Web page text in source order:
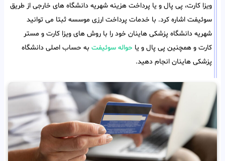
ویزا کارت، پی پال و یا پرداخت هزینه شهریه دانشگاه های خارجی از طریق
سوئیفت اشاره کرد. با خدمات پرداخت ارزی موسسه ثبتا می توانید
شهریه دانشگاه پزشکی هاینان خود را با روش های ویزا کارت و مستر
کارت و همچنین پی پال و یا حواله سوئیفت به حساب اصلی دانشگاه
پزشکی هاینان انجام دهید.